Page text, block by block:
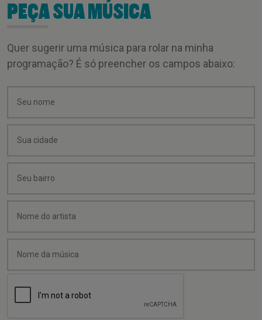
PEÇA SUA MÚSICA
Quer sugerir uma música para rolar na minha
programação? É só preencher os campos abaixo: